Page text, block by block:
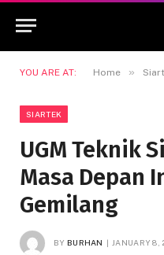
YOU ARE AT: Home »
SIARTEK
UGM Teknik
Masa Depan
Gemilang
BY BURHAN JANUARY 8,